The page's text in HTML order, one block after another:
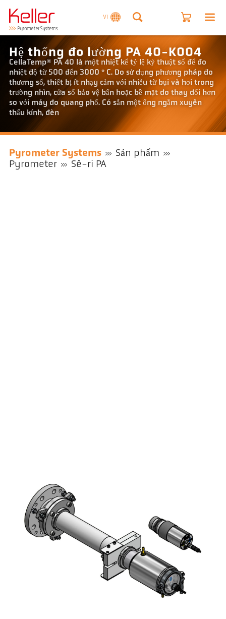
VI
Hệ thống đo lường PA 40-K004
CellaTemp® PA 40 là một nhiệt kế tỷ lệ kỹ thuật số để đo
nhiệt độ từ 500 đến 3000 ° C. Do sử dụng phương pháp đo
thương số, thiết bị ít nhạy cảm với nhiễu từ bụi và hơi trong
trường nhìn, cửa sổ bảo vệ bẩn hoặc bề mặt đo thay đổi hơn
so với máy đo quang phổ. Có sẵn một ống ngắm xuyên
thấu kính, đèn
Pyrometer Systems
Sản phẩm
Pyrometer
Sê-ri PA